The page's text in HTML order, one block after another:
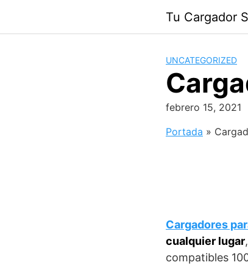
contenido
Tu Cargador
UNCATEGORIZED
febrero 15, 2021
Portada »
Cargadores
cualquier lugar
compatibles